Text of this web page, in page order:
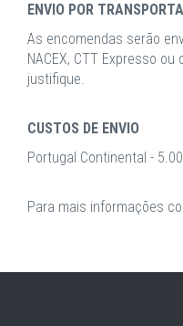
ENVIO POR
As encomendas serão
NACEX, CTT Expresso
justifique.
CUSTOS DE ENVIO
Portugal Continental -
Para mais informações